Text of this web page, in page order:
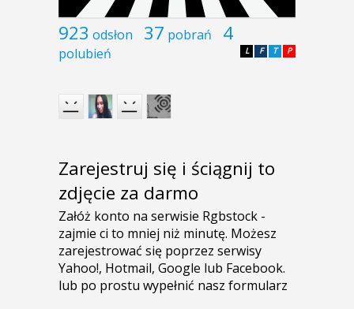
923 odsłon 37 pobrań 4
polubień P
T
F
L
Zarejestruj się i ściągnij to
zdjęcie za darmo